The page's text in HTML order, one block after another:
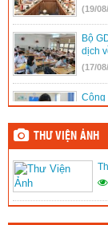
(19/
Bộ
dịch
(17/
Công
16/8
(15/
thông
(02/
THƯ VIỆN ẢNH